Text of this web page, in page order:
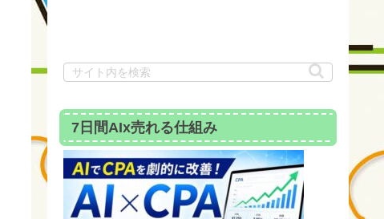
7日間AIx売れる仕組み